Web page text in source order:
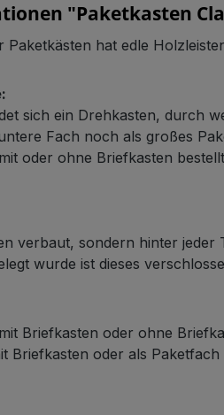
"Paketkasten
Paketkästen hat edle
sich ein Drehkasten, durch
Fach noch als großes
oder ohne Briefkasten
verbaut, sondern hinter jeder
wurde ist dieses
Briefkasten oder ohne
Briefkasten oder als